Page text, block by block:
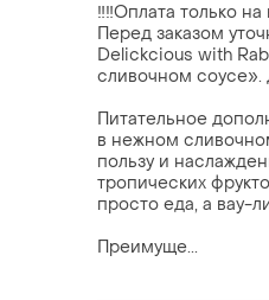
‼️‼️Оплата только на
Перед заказом
Delickcious with
сливочном соусе».
Питательное
в нежном
пользу и
тропических
просто еда, а вау-
Преимуще...